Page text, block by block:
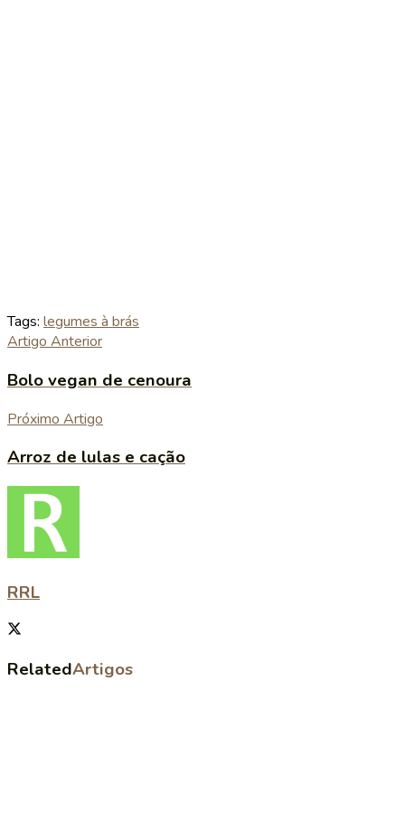
Tags: legumes à brás
Artigo Anterior
Bolo vegan de cenoura
Próximo Artigo
Arroz de lulas e cação
RRL
RelatedArtigos